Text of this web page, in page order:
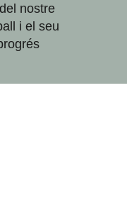
nostre
i el seu